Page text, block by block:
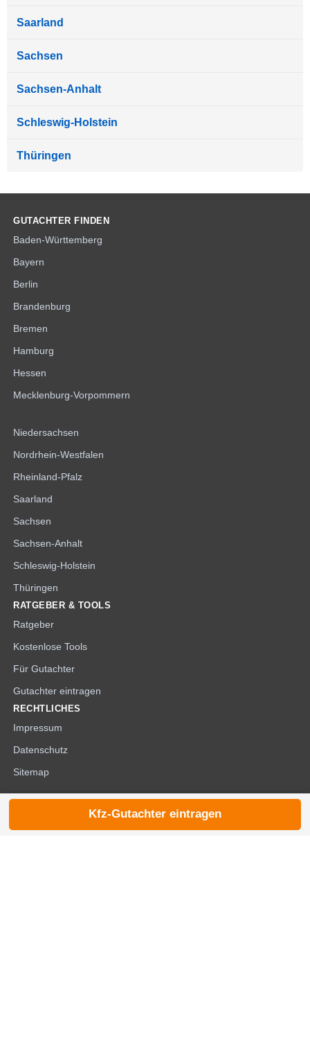
Saarland
Sachsen
Sachsen-Anhalt
Schleswig-Holstein
Thüringen
GUTACHTER FINDEN
Baden-Württemberg
Bayern
Berlin
Brandenburg
Bremen
Hamburg
Hessen
Mecklenburg-Vorpommern
Niedersachsen
Nordrhein-Westfalen
Rheinland-Pfalz
Saarland
Sachsen
Sachsen-Anhalt
Schleswig-Holstein
Thüringen
RATGEBER & TOOLS
Ratgeber
Kostenlose Tools
Für Gutachter
Gutachter eintragen
RECHTLICHES
Impressum
Datenschutz
Sitemap
© 2026 die-kfzgutachter.de
Kfz-Gutachter eintragen